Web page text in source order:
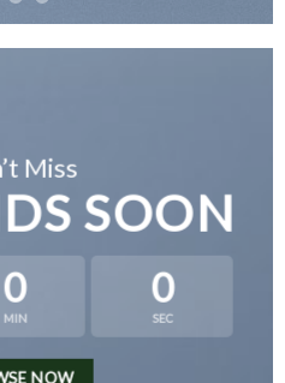
Miss
SOON
0
MIN
0
SEC
NOW